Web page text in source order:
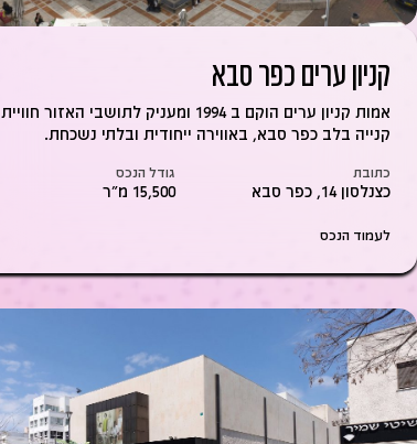
קניון ערים כפר סבא
אמות קניון ערים הוקם ב 1994 ומעניק לתושבי האזור חוויית
קנייה בלב כפר סבא, באווירה ייחודית ובלתי נשכחת.
כתובת
כצנלסון 14, כפר סבא
גודל הנכס
15,500 מ״ר
לעמוד הנכס